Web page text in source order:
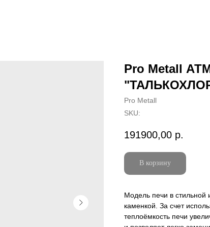
Pro Metall
Pro Metall
SKU:
191900,00 р.
В корзину
Модель печи в стильной
каменкой. За счет
теплоёмкость печи